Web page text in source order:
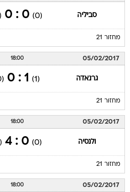
סביליה (0)
0 : 0
(0)
מחזור 21
05/02/2017
18:00
גרנאדה (1)
1 : 0
(0)
מחזור 21
05/02/2017
18:00
ולנסיה (0)
0 : 4
מחזור 21
05/02/2017
18:00